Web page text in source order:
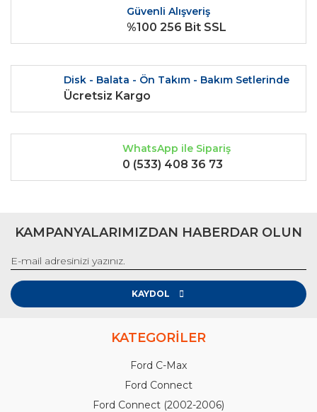
Ürün fiyatı diğer sitelerden daha pahalı.
Güvenli Alışveriş
%100 256 Bit SSL
Disk - Balata - Ön Takım - Bakım Setlerinde
Ücretsiz Kargo
WhatsApp ile Sipariş
0 (533) 408 36 73
KAMPANYALARIMIZDAN HABERDAR OLUN
KAYDOL
KATEGORİLER
Ford C-Max
Ford Connect
Ford Connect (2002-2006)